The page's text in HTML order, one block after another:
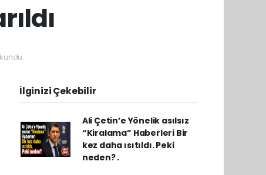
İlginizi Çekebilir
Ali Çetin’e Yönelik asılsız
“Kiralama” Haberleri Bir
kez daha ısıtıldı. Peki
neden? .